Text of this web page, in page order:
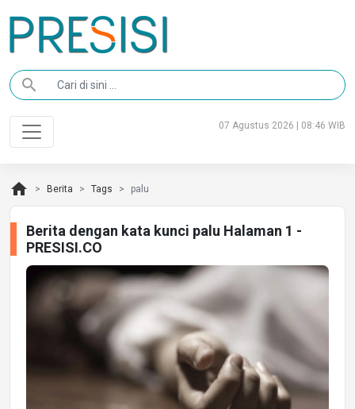
search
07 Agustus 2026 | 08:46 WIB
home Berita Tags palu
Berita dengan kata kunci palu Halaman 1 -
PRESISI.CO